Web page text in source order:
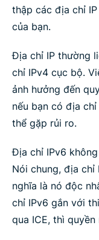
thập các địa chỉ
của bạn.
Địa chỉ IP thường
chỉ IPv4 cục bộ.
ảnh hưởng đến
nếu bạn có địa
thể gặp rủi ro.
Địa chỉ IPv6
Nói chung, địa
nghĩa là nó độc
chỉ IPv6 gắn với
qua ICE, thì